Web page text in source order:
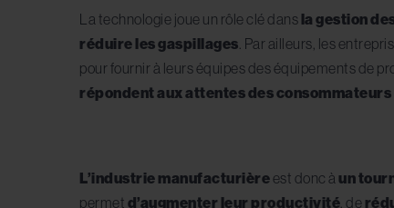
La technologie joue un rôle clé dans la gestion
réduire les gaspillages . Par ailleurs, les
pour fournir à leurs équipes des équipements de
répondent aux attentes des consommateurs
L’industrie manufacturièreest donc à un
permet d’augmenter leur productivité , de